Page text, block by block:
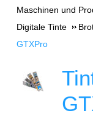
Maschinen und
Digitale Tinte
GTXPro